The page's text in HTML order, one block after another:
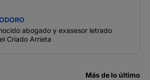
abogado y exasesor letrado
Criado Arrieta
Más de lo último